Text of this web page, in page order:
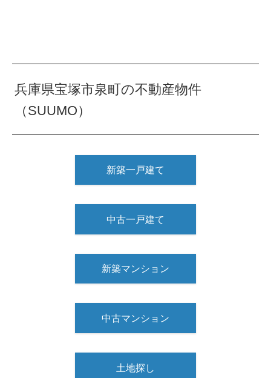
兵庫県宝塚市泉町の不動産物件
（SUUMO）
新築一戸建て
中古一戸建て
新築マンション
中古マンション
土地探し